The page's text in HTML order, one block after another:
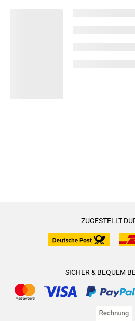
ZUGESTELLT
SICHER & BEQUEM